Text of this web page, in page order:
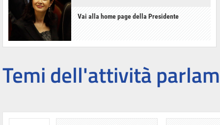
Vai alla home page della Presidente
Temi dell'attività